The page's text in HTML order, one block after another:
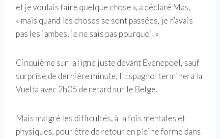
et je voulais faire quelque chose », a déclaré Mas,
« mais quand les choses se sont passées, je n’avais
pas les jambes, je ne sais pas pourquoi. »
Cinquième sur la ligne juste devant Evenepoel, sauf
surprise de dernière minute, l’Espagnol terminera la
Vuelta avec 2h05 de retard sur le Belge.
Mais malgré les difficultés, à la fois mentales et
physiques, pour être de retour en pleine forme dans